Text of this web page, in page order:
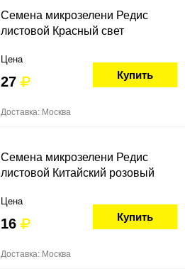
Семена микрозелени Редис
листовой Красный свет
Цена
27 Купить
Доставка: Москва
Семена микрозелени Редис
листовой Китайский розовый
Цена
16 Купить
Доставка: Москва